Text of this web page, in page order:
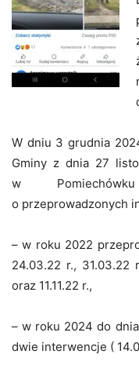
W dniu 3 grudnia
Gminy z dnia 27
w
o przeprowadzonych
– w roku 2022
24.03.22 r., 31.03.22
oraz 11.11.22 r.,
– w roku 2024 do
dwie interwencje (